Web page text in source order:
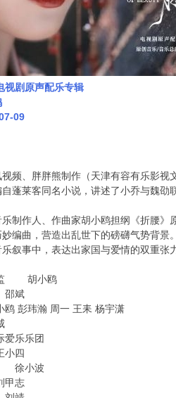
视剧原声配乐专辑
09
视频、胖胖熊制作（天津有容有乐影
蓬莱客同名小说，讲述了小乔与魏劭
制作人、作曲家胡小鸥担纲《折腰
编曲，营造出乱世下的磅礴气势背
叙事中，表达出家国与爱情的双重张力
监 胡小鸥
斌
彭玮瀚 周一 王耒 杨宇潇
乐乐团
四
徐小波
志